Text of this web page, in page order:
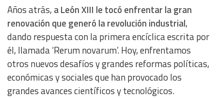
Años atrás, a León XIII le tocó enfrentar la gran
renovación que generó la revolución industrial,
dando respuesta con la primera encíclica escrita por
él, llamada ‘Rerum novarum’. Hoy, enfrentamos
otros nuevos desafíos y grandes reformas políticas,
económicas y sociales que han provocado los
grandes avances científicos y tecnológicos.